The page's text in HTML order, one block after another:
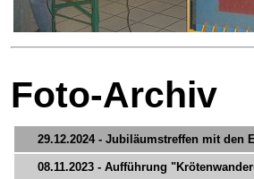
Foto-Archiv
29.12.2024 - Jubiläumstreffen mit den
08.11.2023 - Aufführung